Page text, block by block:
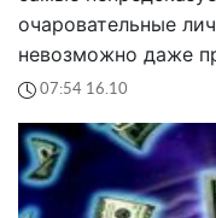
очаровательные
невозможно даже
07:54 16.10